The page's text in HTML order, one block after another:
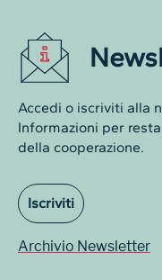
Accedi o iscriviti alla
Informazioni per
della cooperazione.
Iscriviti
Archivio Newsletter